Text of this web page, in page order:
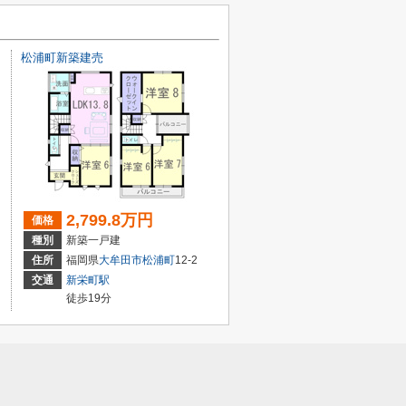
松浦町新築建売
価格 2,799.8万円
種別
新築一戸建
住所
福岡県大牟田市松浦町12-2
交通
新栄町駅
徒歩19分